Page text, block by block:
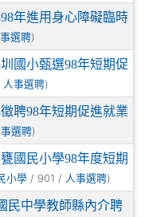
年進用身心障礙臨時
選聘)
國小甄選98年短期促
人事選聘)
聘98年短期促進就業
事選聘)
國民小學98年度短期
小學 / 901 / 人事選聘)
民中學教師縣內介聘